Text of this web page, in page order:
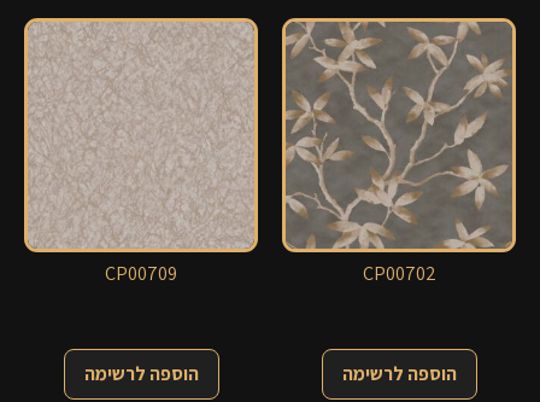
CP00709
הוספה לרשימה
CP00702
הוספה לרשימה